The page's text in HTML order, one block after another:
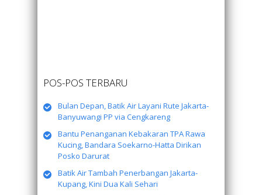
POS-POS TERBARU
Bulan Depan, Batik Air Layani Rute Jakarta-
Banyuwangi PP via Cengkareng
Bantu Penanganan Kebakaran TPA Rawa
Kucing, Bandara Soekarno-Hatta Dirikan
Posko Darurat
Batik Air Tambah Penerbangan Jakarta-
Kupang, Kini Dua Kali Sehari